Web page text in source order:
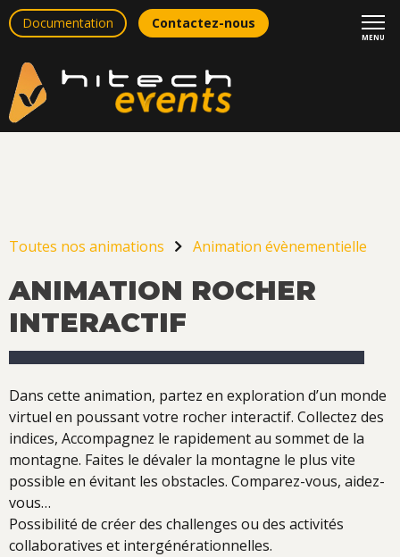
Documentation Contactez-nous
MENU
Toutes nos animations Animation évènementielle
ANIMATION ROCHER
INTERACTIF
Dans cette animation, partez en exploration d’un monde
virtuel en poussant votre rocher interactif. Collectez des
indices, Accompagnez le rapidement au sommet de la
montagne. Faites le dévaler la montagne le plus vite
possible en évitant les obstacles. Comparez-vous, aidez-
vous…
Possibilité de créer des challenges ou des activités
collaboratives et intergénérationnelles.